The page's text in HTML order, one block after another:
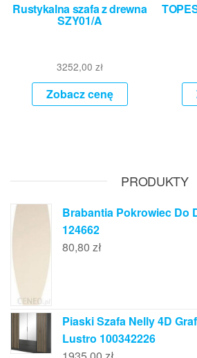
Rustykalna szafa z drewna
SZY01/A
3252,00 zł
Zobacz cenę
PRODUKTY
Brabantia Pokrowiec Do
124662
80,80 zł
Piaski Szafa Nelly 4D
Lustro 100342226